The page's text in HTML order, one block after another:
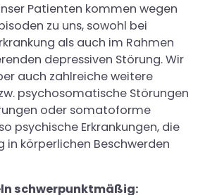
Patienten kommen wegen
zu uns, sowohl bei
als auch im Rahmen
depressiven Störung. Wir
auch zahlreiche weitere
psychosomatische Störungen
oder somatoforme
psychische Erkrankungen, die
in körperlichen Beschwerden
schwerpunktmäßig: